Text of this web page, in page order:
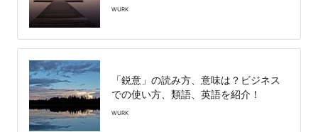
WURK
「鋭意」の読み方、意味は？ビジネス
での使い方、類語、英語を紹介！
WURK